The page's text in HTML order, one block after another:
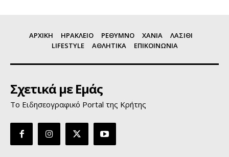
ΑΡΧΙΚΗ ΗΡΑΚΛΕΙΟ ΡΕΘΥΜΝΟ ΧΑΝΙΑ
ΛΑΣΙΘΙ
LIFESTYLE
ΑΘΛΗΤΙΚΑ ΕΠΙΚΟΙΝΩΝΙΑ
Σχετικά με Εμάς
Το Ειδησεογραφικό Portal της Κρήτης